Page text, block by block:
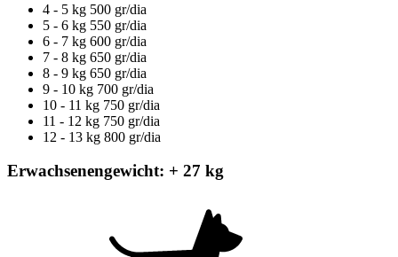
4 - 5 kg 500 gr/dia
5 - 6 kg 550 gr/dia
6 - 7 kg 600 gr/dia
7 - 8 kg 650 gr/dia
8 - 9 kg 650 gr/dia
9 - 10 kg 700 gr/dia
10 - 11 kg 750 gr/dia
11 - 12 kg 750 gr/dia
12 - 13 kg 800 gr/dia
Erwachsenengewicht: + 27 kg